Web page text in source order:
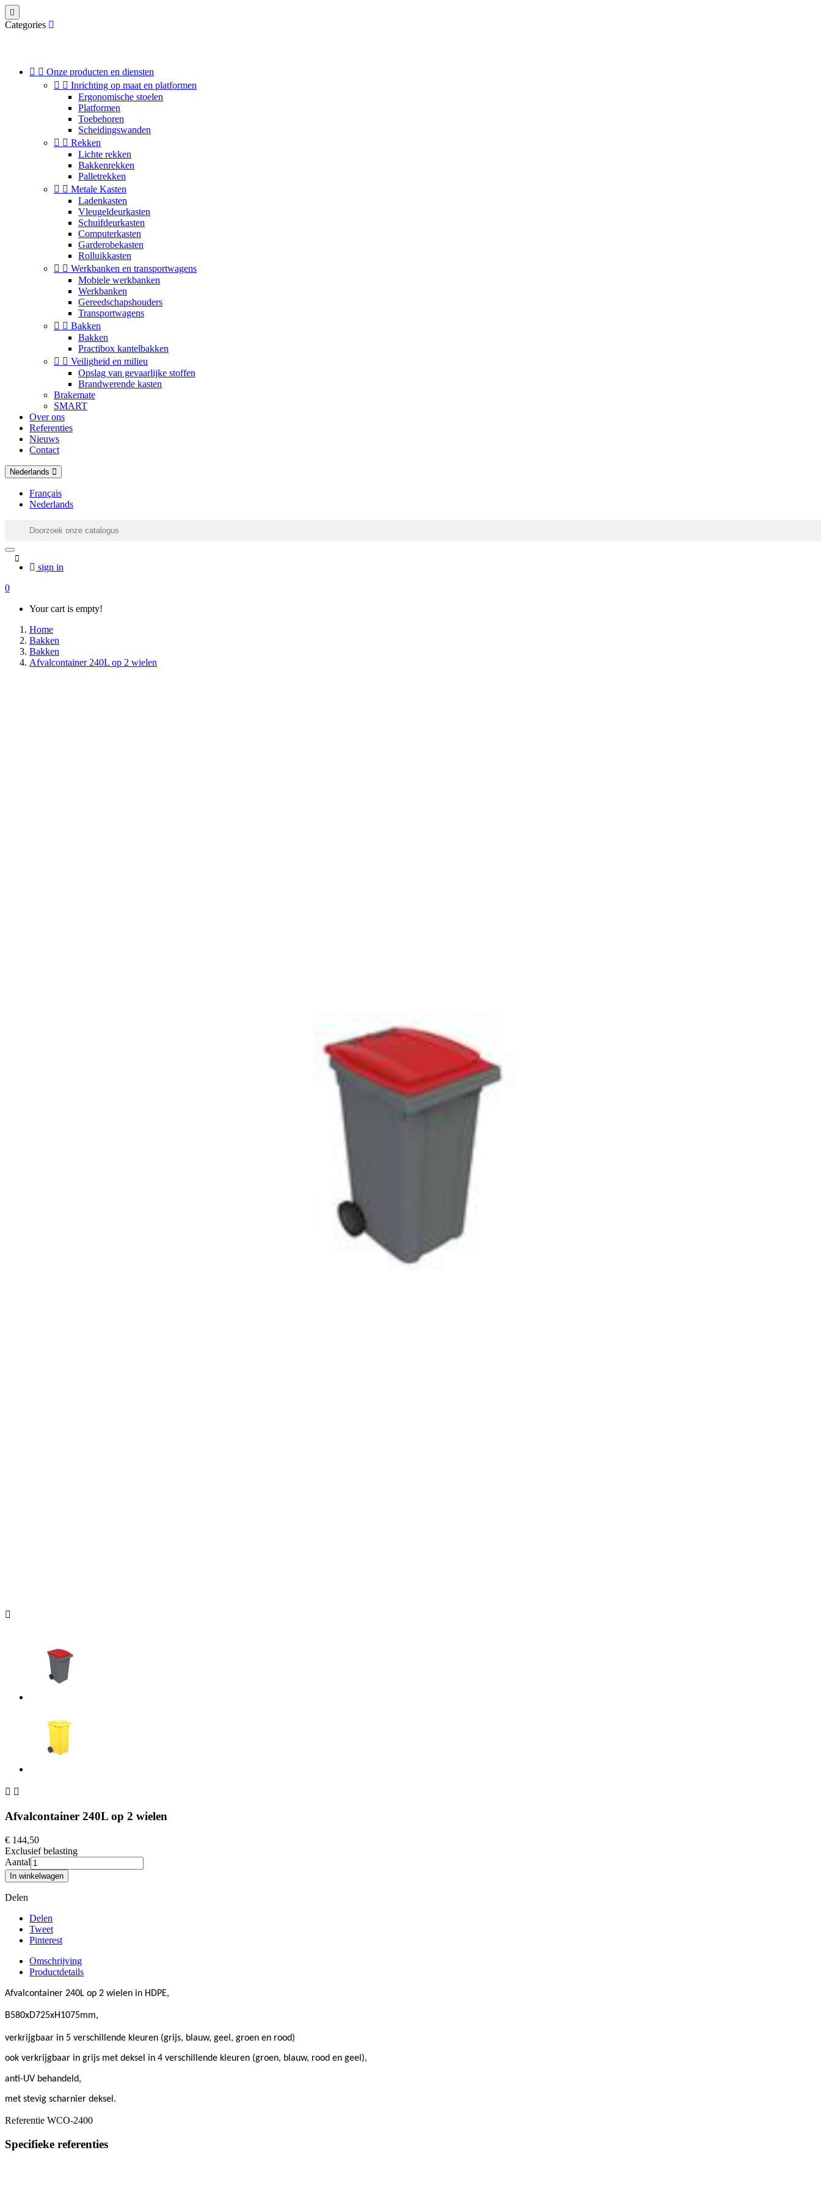

Categories
  Onze producten en diensten
  Inrichting op maat en platformen
Ergonomische stoelen
Platformen
Toebehoren
Scheidingswanden
  Rekken
Lichte rekken
Bakkenrekken
Palletrekken
  Metale Kasten
Ladenkasten
Vleugeldeurkasten
Schuifdeurkasten
Computerkasten
Garderobekasten
Rolluikkasten
  Werkbanken en transportwagens
Mobiele werkbanken
Werkbanken
Gereedschapshouders
Transportwagens
  Bakken
Bakken
Practibox kantelbakken
  Veiligheid en milieu
Opslag van gevaarlijke stoffen
Brandwerende kasten
Brakemate
SMART
Over ons
Referenties
Nieuws
Contact
Nederlands
Français
Nederlands
sign in
0
Your cart is empty!
Home
Bakken
Bakken
Afvalcontainer 240L op 2 wielen

 
Afvalcontainer 240L op 2 wielen
€ 144,50
Exclusief belasting
Aantal
In winkelwagen
Delen
Delen
Tweet
Pinterest
Omschrijving
Productdetails
Afvalcontainer 240L op 2 wielen in HDPE,
B580xD725xH1075mm,
verkrijgbaar in 5 verschillende kleuren (grijs, blauw, geel, groen en rood)
ook verkrijgbaar in grijs met deksel in 4 verschillende kleuren (groen, blauw, rood en geel),
anti-UV behandeld,
met stevig scharnier deksel.
Referentie WCO-2400
Specifieke referenties